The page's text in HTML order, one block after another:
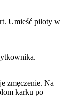
Umieść piloty w
zmęczenie. Na
karku po